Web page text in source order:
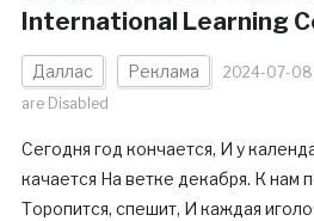
International Learning
Даллас Реклама 2024-07-08
are Disabled
Сегодня год кончается, И у
качается На ветке декабря. К нам
Торопится, спешит, И каждая